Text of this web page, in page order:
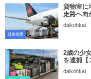
社会全般
貨物室に
走路へ向
daikohkai
2歳の少
を逮捕【
daikohkai